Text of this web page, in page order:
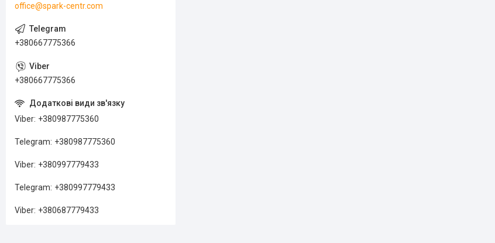
office@spark-centr.com
+380667775366
+380667775366
Viber +380987775360
Telegram +380987775360
Viber +380997779433
Telegram +380997779433
Viber +380687779433